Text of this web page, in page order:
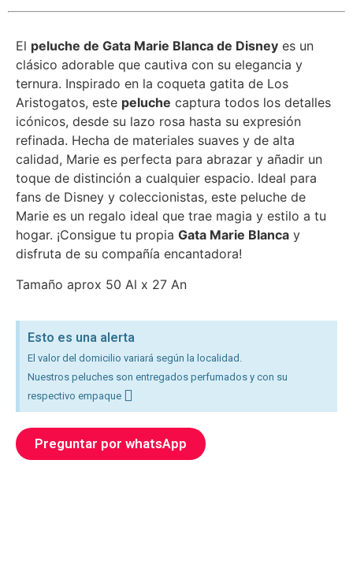
El peluche de Gata Marie Blanca de Disney es un
clásico adorable que cautiva con su elegancia y
ternura. Inspirado en la coqueta gatita de Los
Aristogatos, este peluche captura todos los detalles
icónicos, desde su lazo rosa hasta su expresión
refinada. Hecha de materiales suaves y de alta
calidad, Marie es perfecta para abrazar y añadir un
toque de distinción a cualquier espacio. Ideal para
fans de Disney y coleccionistas, este peluche de
Marie es un regalo ideal que trae magia y estilo a tu
hogar. ¡Consigue tu propia Gata Marie Blanca y
disfruta de su compañía encantadora!
Tamaño aprox 50 Al x 27 An
Esto es una alerta
El valor del domicilio variará según la localidad.
Nuestros peluches son entregados perfumados y con su
respectivo empaque
Preguntar por whatsApp